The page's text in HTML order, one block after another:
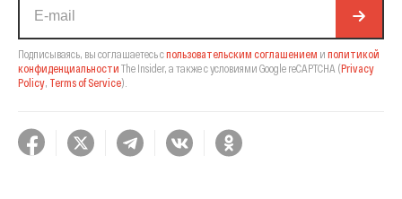
Подписываясь, вы соглашаетесь спользовательским соглашением и политикой
конфиденциальности The Insider, а также с условиями Google reCAPTCHA (Privacy
Policy Terms of Service).